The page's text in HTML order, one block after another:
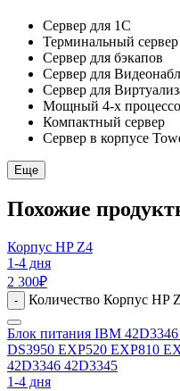
Сервер для 1С
Терминальный
Сервер для бэкапов
Сервер для
Сервер для
Мощный 4-х
Компактный сервер
Сервер в корпусе
Еще
Похожие
Корпус HP Z4
1-4 дня
2 300₽
- Количество Корпус HP
Блок питания IBM
DS3950 EXP520 EXP810
42D3346 42D3345
1-4 дня